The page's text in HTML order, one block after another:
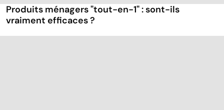
Produits ménagers "tout-en-1" : sont-ils
vraiment efficaces ?